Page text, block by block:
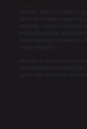
Sitemiz, 5651 Sayılı
(BTK) tarafından
nedenle, sitedeki içerikleri
yükümlülüğümüz
Hukuka ve yasal